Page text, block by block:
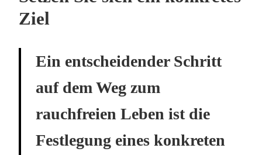
Ziel
Ein entscheidender Schritt
auf dem Weg zum
rauchfreien Leben ist die
Festlegung eines konkreten